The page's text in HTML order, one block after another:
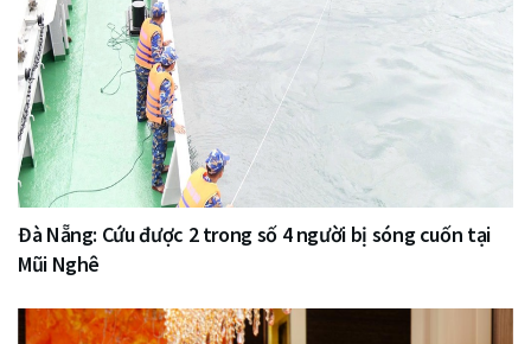
Đà Nẵng: Cứu được 2 trong số 4 người bị sóng cuốn tại
Mũi Nghê